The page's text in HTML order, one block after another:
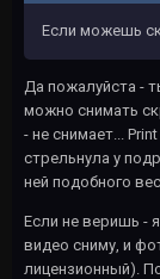
Если можешь
Да пожалуйста -
можно снимать
- не снимает...
стрельнула у
ней подобного
Если не веришь -
видео сниму, и
лицензионный).